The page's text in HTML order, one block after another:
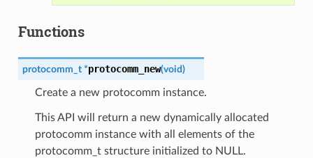
Functions
protocomm_t *protocomm_new(void)
Create a new protocomm instance.
This API will return a new dynamically allocated
protocomm instance with all elements of the
protocomm_t structure initialized to NULL.